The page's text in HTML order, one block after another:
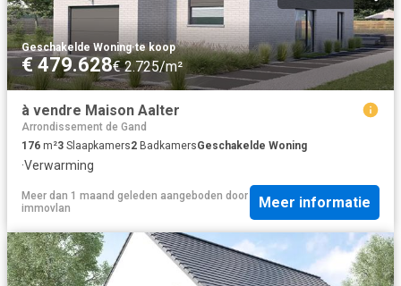
Geschakelde Woning·te koop
€ 479.628€ 2.725/m²
à vendre Maison Aalter
Arrondissement de Gand
176 m²3 Slaapkamers2 BadkamersGeschakelde Woning
·Verwarming
Meer dan 1 maand geleden aangeboden door
immovlan
Meer informatie